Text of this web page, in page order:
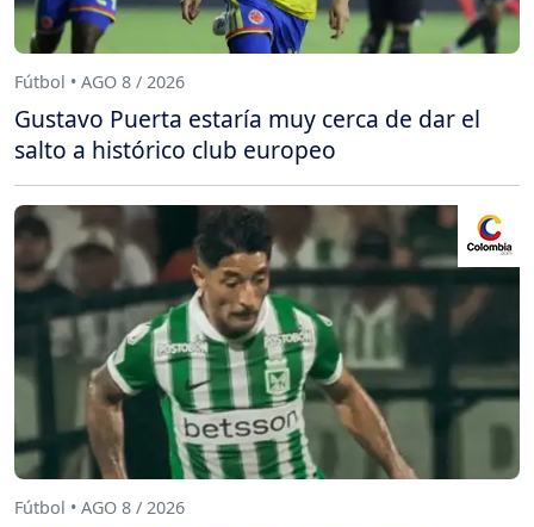
Fútbol • AGO 8 / 2026
Gustavo Puerta estaría muy cerca de dar el
salto a histórico club europeo
Fútbol • AGO 8 / 2026